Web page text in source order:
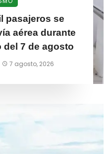
pasajeros se
aérea durante
del 7 de agosto
7 agosto, 2026